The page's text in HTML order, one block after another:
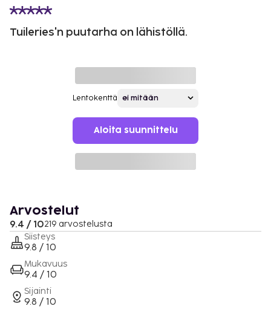
Tuileries'n puutarha on lähistöllä.
Lentokenttä
Aloita suunnittelu
Arvostelut
9.4 / 10219 arvostelusta
Siisteys
9.8 / 10
Mukavuus
9.4 / 10
Sijainti
9.8 / 10